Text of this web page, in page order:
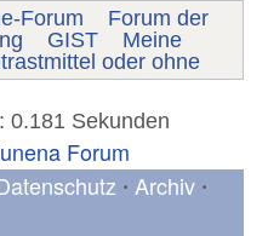
Forum
Forum der
GIST
Meine
oder ohne
0.181 Sekunden
Forum
• Archiv •